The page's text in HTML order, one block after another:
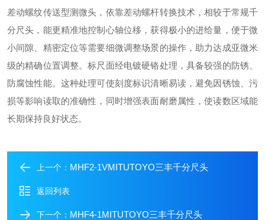
差动螺纹传送型测微头，依靠差动螺杆转换技术，相较于常规千
分尺头，能更精准地控制心轴位移，获得极小的进给量，便于微
小间隙、精密定位等需要细微调整场景的操作，助力达成亚微米
级的精确位置调整。标尺面经电镀硬铬处理，具备较强的防锈、
防腐蚀性能。这种处理可使刻度标识清晰易读，避免因锈蚀、污
损等影响读取的准确性，同时增强表面耐磨属性，使读数区域能
长期保持良好状态。
上一个： MHF2-1VMITUTOYO三丰千分尺头
返回列表
下一个： MHF4-1MITUTOYO三丰千分尺头